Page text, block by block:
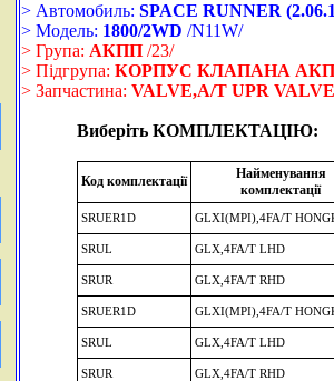
> Автомобиль: SPACE RUNNER
> Модель: 1800/2WD /N11W/
> Група: АКПП /23/
> Підгрупа: КОРПУС КЛАПАНА
> Запчастина: VALVE,A/T UPR
Виберіть КОМПЛЕКТАЦІЮ:
Код комплектації
Найменування
комплектації
SRUER1D GLXI(MPI),4FA/T
SRUL GLX,4FA/T LHD
SRUR GLX,4FA/T RHD
SRUER1D GLXI(MPI),4FA/T
SRUL GLX,4FA/T LHD
SRUR GLX,4FA/T RHD